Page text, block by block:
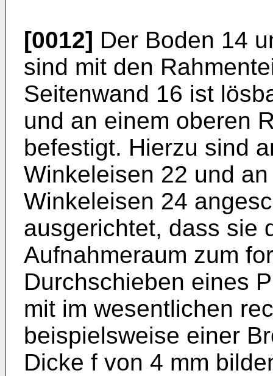
[0012] Der Boden 14
sind mit den
Seitenwand 16 ist
und an einem oberen
befestigt. Hierzu sind
Winkeleisen 22 und
Winkeleisen 24
ausgerichtet, dass sie
Aufnahmeraum zum
Durchschieben eines
mit im wesentlichen
beispielsweise einer
Dicke f von 4 mm